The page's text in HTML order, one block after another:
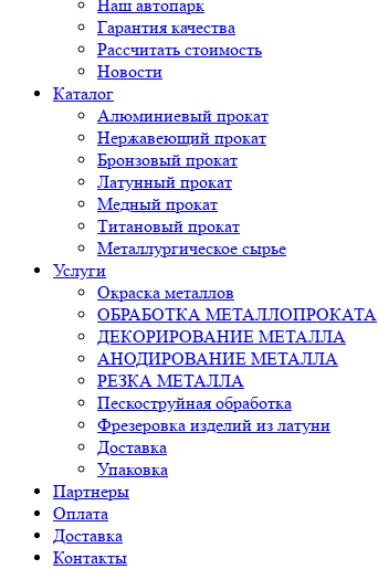
Наш автопарк
Гарантия качества
Рассчитать стоимость
Новости
Каталог
Алюминиевый прокат
Нержавеющий прокат
Бронзовый прокат
Латунный прокат
Медный прокат
Титановый прокат
Металлургическое сырье
Услуги
Окраска металлов
ОБРАБОТКА МЕТАЛЛОПРОКАТА
ДЕКОРИРОВАНИЕ МЕТАЛЛА
АНОДИРОВАНИЕ МЕТАЛЛА
РЕЗКА МЕТАЛЛА
Пескоструйная обработка
Фрезеровка изделий из латуни
Доставка
Упаковка
Партнеры
Оплата
Доставка
Контакты